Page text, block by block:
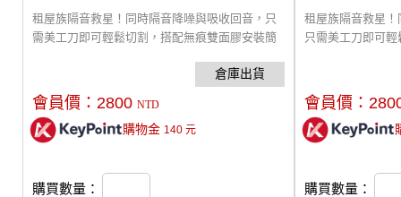
租屋族隔音救星！同時隔音降噪與吸收回音，只
需美工刀即可輕鬆切割，搭配無痕雙面膠安裝簡
空間更安靜。防焰及無甲醛認證，使用安心。適
用大部分房門尺寸，寬90公分、高240公分以內
的門板。
會員價： 2800 NTD
購物金 140元
購買數量：
租屋族隔音救星
只需美工刀即可
安心。適用大部
240公分以內的門
會員價：
購買數量：